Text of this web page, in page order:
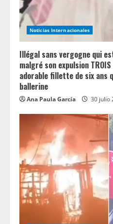
Noticias Internacionales
Illégal sans vergogne qui
malgré son expulsion
adorable fillette de six ans
ballerine
Ana Paula García 30 julio